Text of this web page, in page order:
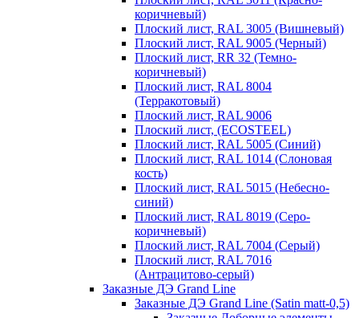
коричневый)
Плоский лист, RAL 3005 (Вишневый)
Плоский лист, RAL 9005 (Черный)
Плоский лист, RR 32 (Темно-
коричневый)
Плоский лист, RAL 8004
(Терракотовый)
Плоский лист, RAL 9006
Плоский лист, (ECOSTEEL)
Плоский лист, RAL 5005 (Синий)
Плоский лист, RAL 1014 (Слоновая
кость)
Плоский лист, RAL 5015 (Небесно-
синий)
Плоский лист, RAL 8019 (Серо-
коричневый)
Плоский лист, RAL 7004 (Серый)
Плоский лист, RAL 7016
(Антрацитово-серый)
Заказные ДЭ Grand Line
Заказные ДЭ Grand Line (Satin matt-0,5)